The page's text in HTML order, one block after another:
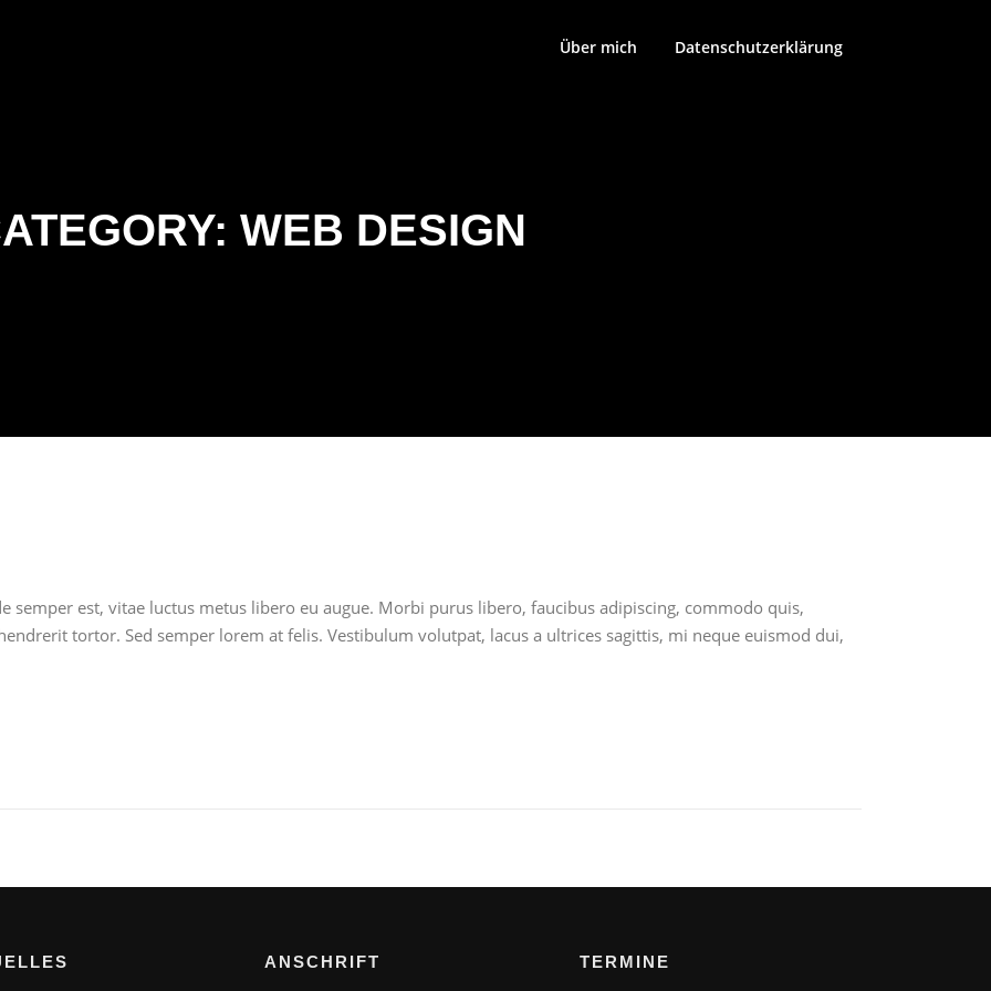
Über mich Datenschutzerklärung
WEB DESIGN
semper est, vitae luctus metus libero eu augue. Morbi purus libero, faucibus adipiscing, commodo quis,
tortor. Sed semper lorem at felis. Vestibulum volutpat, lacus a ultrices sagittis, mi neque euismod dui,
ANSCHRIFT TERMINE